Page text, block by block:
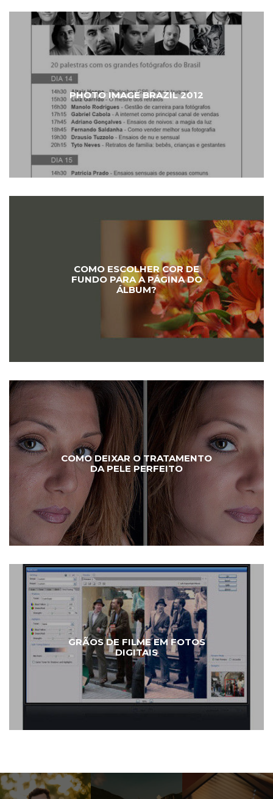
PHOTO IMAGE BRAZIL 2012
COMO ESCOLHER COR DE
FUNDO PARA A PÁGINA DO
ÁLBUM?
COMO DEIXAR O TRATAMENTO
DA PELE PERFEITO
GRÃOS DE FILME EM FOTOS
DIGITAIS